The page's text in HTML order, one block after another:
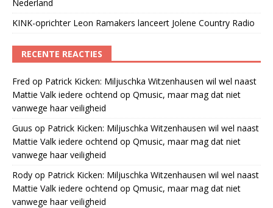
Nederland
KINK-oprichter Leon Ramakers lanceert Jolene Country Radio
RECENTE REACTIES
Fred op Patrick Kicken: Miljuschka Witzenhausen wil wel naast
Mattie Valk iedere ochtend op Qmusic, maar mag dat niet
vanwege haar veiligheid
Guus op Patrick Kicken: Miljuschka Witzenhausen wil wel naast
Mattie Valk iedere ochtend op Qmusic, maar mag dat niet
vanwege haar veiligheid
Rody op Patrick Kicken: Miljuschka Witzenhausen wil wel naast
Mattie Valk iedere ochtend op Qmusic, maar mag dat niet
vanwege haar veiligheid